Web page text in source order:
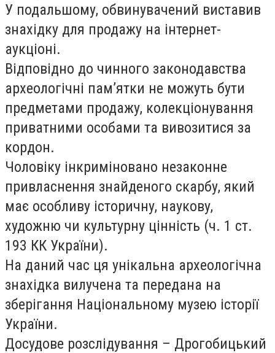
У подальшому, обвинувачений виставив
знахідку для продажу на інтернет-
аукціоні.
Відповідно до чинного законодавства
археологічні пам’ятки не можуть бути
предметами продажу, колекціонування
приватними особами та вивозитися за
кордон.
Чоловіку інкриміновано незаконне
привласнення знайденого скарбу, який
має особливу історичну, наукову,
художню чи культурну цінність (ч. 1 ст.
193 КК України).
На даний час ця унікальна археологічна
знахідка вилучена та передана на
зберігання Національному музею історії
України.
Досудове розслідування – Дрогобицький